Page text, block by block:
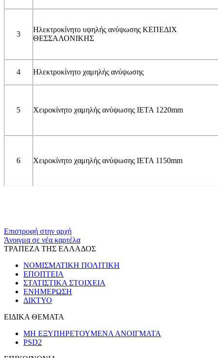
3
Ηλεκτροκίνητο υψηλής ανύψωσης ΚΕΠΕΔΙΧ
ΘΕΣΣΑΛΟΝΙΚΗΣ
4 Ηλεκτροκίνητο χαμηλής ανύψωσης
5 Χειροκίνητο χαμηλής ανύψωσης ΙΕΤΑ 1220mm
6 Χειροκίνητο χαμηλής ανύψωσης ΙΕΤΑ 1150mm
Επιστροφή στην αρχή
Άνοιγμα σε νέα καρτέλα
ΤΡΑΠΕΖΑ ΤΗΣ ΕΛΛΑΔΟΣ
ΝΟΜΙΣΜΑΤΙΚΗ ΠΟΛΙΤΙΚΗ
ΕΠΟΠΤΕΙΑ
ΣΤΑΤΙΣΤΙΚΑ ΣΤΟΙΧΕΙΑ
ΕΝΗΜΕΡΩΣΗ
ΔΙΚΤΥΟ
ΕΙΔΙΚΑ ΘΕΜΑΤΑ
ΜΗ ΕΞΥΠΗΡΕΤΟΥΜΕΝΑ ΑΝΟΙΓΜΑΤΑ
PSD2